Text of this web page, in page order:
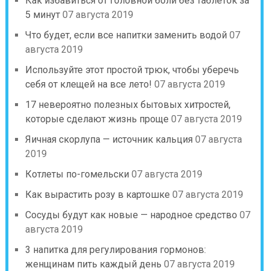
5 минут 07 августа 2019
Что будет, если все напитки заменить водой 07
августа 2019
Используйте этот простой трюк, чтобы уберечь
себя от клещей на все лето! 07 августа 2019
17 невероятно полезных бытовых хитростей,
которые сделают жизнь проще 07 августа 2019
Яичная скорлупа — источник кальция 07 августа
2019
Котлеты по-гомельски 07 августа 2019
Как вырастить розу в картошке 07 августа 2019
Сосуды будут как новые — народное средство 07
августа 2019
3 напитка для регулирования гормонов:
женщинам пить каждый день 07 августа 2019